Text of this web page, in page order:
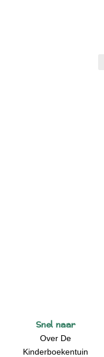
Snel naar
Over De
Kinderboekentuin